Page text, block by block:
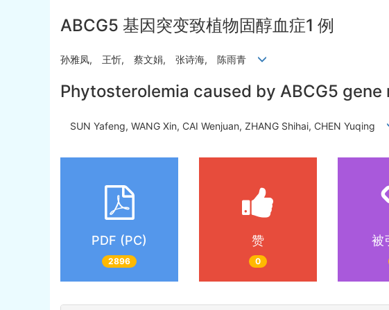
ABCG5 基因突变致植物固醇血症1 例
孙雅凤, 王忻, 蔡文娟, 张诗海, 陈雨青
Phytosterolemia caused by ABCG5
SUN Yafeng, WANG Xin, CAI Wenjuan, ZHANG Shihai, CHEN Yuqing
PDF (PC)
2896
赞
0
被